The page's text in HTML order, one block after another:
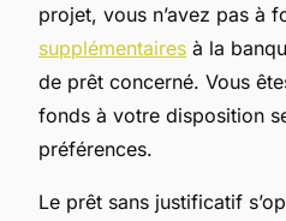
projet, vous n’avez pas à
supplémentaires à la
de prêt concerné. Vous
fonds à votre disposition
préférences.
Le prêt sans justificatif